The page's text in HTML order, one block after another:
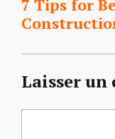
7 Tips for
Laisser